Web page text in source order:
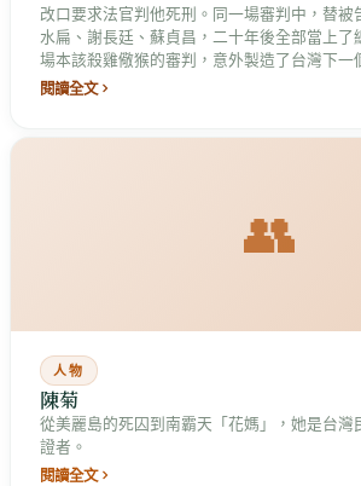
改口要求法官判他死刑。同一場審判中，替被
水扁、謝長廷、蘇貞昌，二十年後全部當上了
場本該殺雞儆猴的審判，意外製造了台灣下一
閱讀全文
👥
人物
陳菊
從美麗島的死囚到南霸天「花媽」，她是台灣
證者。
閱讀全文